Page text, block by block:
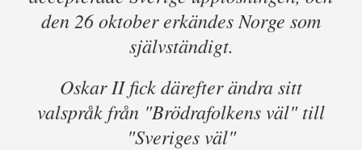
den 26 oktober erkändes Norge som
självständigt.
Oskar II fick därefter ändra sitt
valspråk från "Brödrafolkens väl" till
"Sveriges väl"